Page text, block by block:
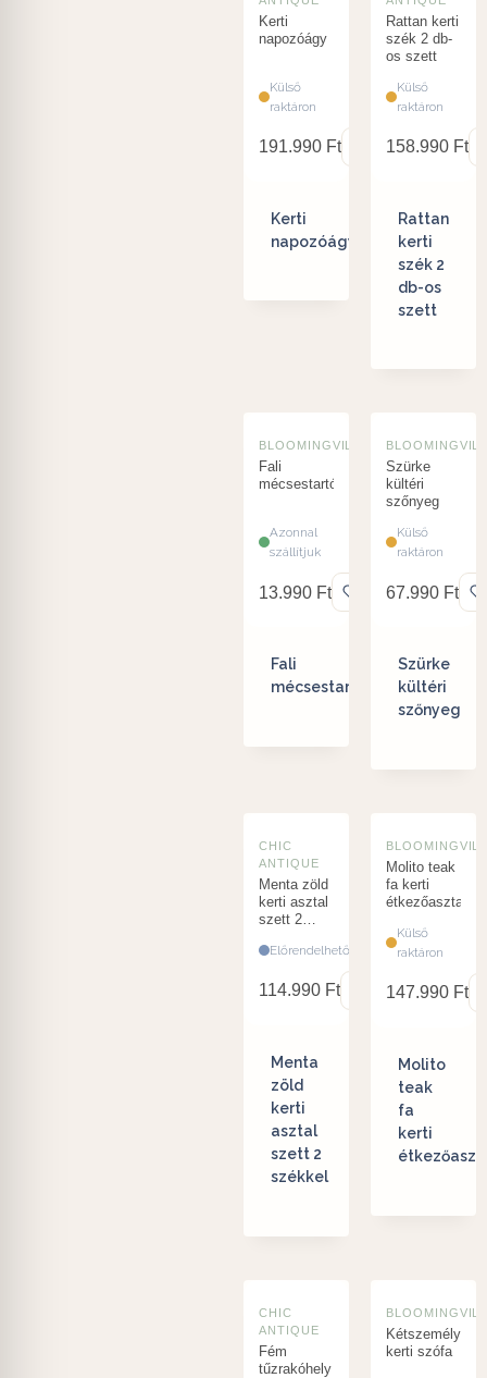
Kerti
napozóágy
Külső
raktáron
191.990 Ft
Kerti
napozóágy
Rattan kerti
szék 2 db-
os szett
Külső
raktáron
158.990 Ft
Rattan
kerti
szék 2
db-os
szett
BLOOMINGVILLE
Fali
mécsestartó
Azonnal
szállítjuk
13.990 Ft
Fali
mécsestartó
Szürke
kültéri
szőnyeg
Külső
raktáron
67.990 Ft
Szürke
kültéri
szőnyeg
CHIC
ANTIQUE
Menta zöld
kerti asztal
szett 2
Előrendelhető
114.990 Ft
Menta
zöld
kerti
asztal
szett 2
székkel
Molito teak
fa kerti
étkezőasztal
Külső
raktáron
147.990 Ft
Molito
teak
fa
kerti
CHIC
ANTIQUE
Fém
tűzrakóhely
Kétszemélyes
kerti szófa